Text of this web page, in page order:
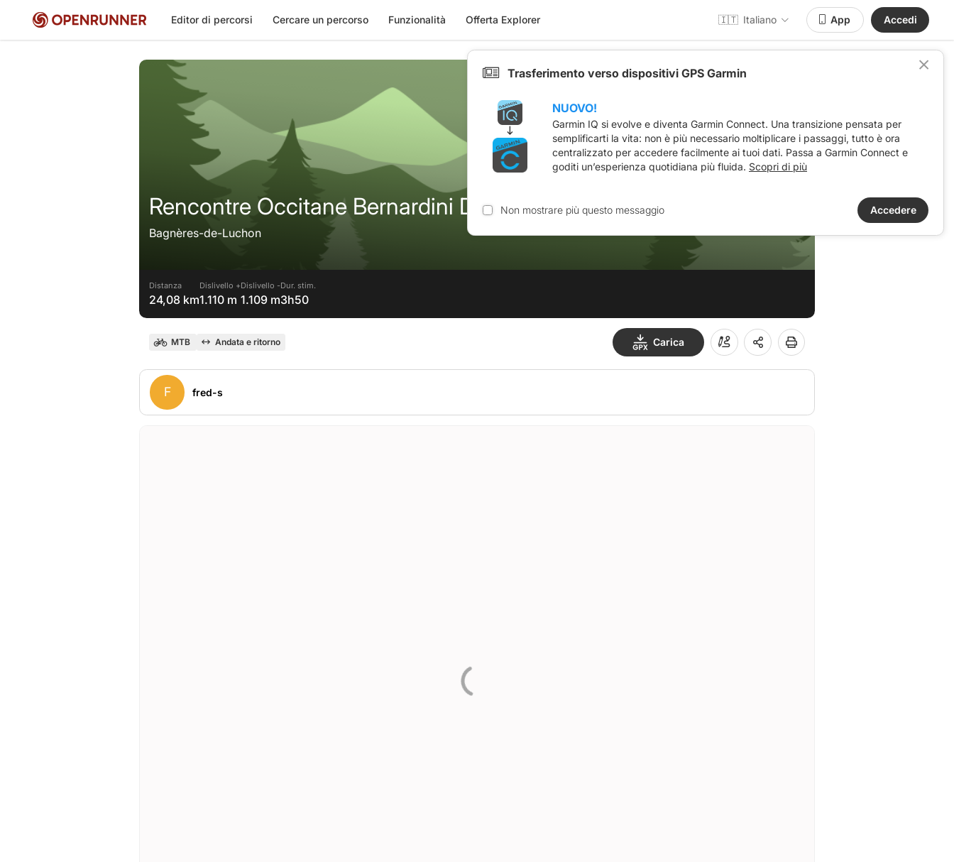
Editor di percorsi Cercare un percorso Funzionalità Offerta Explorer 🇮🇹 Italiano App Accedi
Rencontre Occitane Bernardini Dimanche 01/09/2024.
Bagnères-de-Luchon
Distanza
24,08 km
Dislivello +
1.110 m
Dislivello -
1.109 m
Dur. stim.
3h50
MTB Andata e ritorno Carica
F fred-s
Trasferimento verso dispositivi GPS Garmin
NUOVO!
Garmin IQ si evolve e diventa Garmin Connect. Una transizione pensata per
semplificarti la vita: non è più necessario moltiplicare i passaggi, tutto è ora
centralizzato per accedere facilmente ai tuoi dati. Passa a Garmin Connect e
goditi un’esperienza quotidiana più fluida. Scopri di più
Non mostrare più questo messaggio Accedere